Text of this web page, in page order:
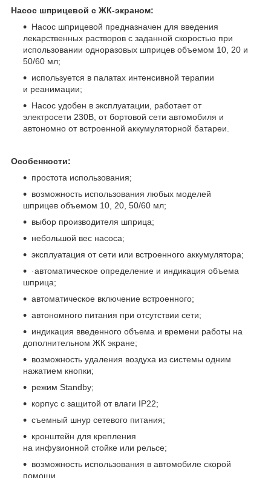
Насос шприцевой c ЖК-экраном:
Насос шприцевой предназначен для введения
лекарственных растворов с заданной скоростью при
использовании одноразовых шприцев объемом 10, 20 и
50/60 мл;
используется в палатах интенсивной терапии
и реанимации;
Насос удобен в эксплуатации, работает от
электросети 230В, от бортовой сети автомобиля и
автономно от встроенной аккумуляторной батареи.
Особенности:
простота использования;
возможность использования любых моделей
шприцев объемом 10, 20, 50/60 мл;
выбор производителя шприца;
небольшой вес насоса;
эксплуатация от сети или встроенного аккумулятора;
·автоматическое определение и индикация объема
шприца;
автоматическое включение встроенного;
автономного питания при отсутствии сети;
индикация введенного объема и времени работы на
дополнительном ЖК экране;
возможность удаления воздуха из системы одним
нажатием кнопки;
режим Standby;
корпус с защитой от влаги IP22;
съемный шнур сетевого питания;
кронштейн для крепления
на инфузионной стойке или рельсе;
возможность использования в автомобиле скорой
помощи.